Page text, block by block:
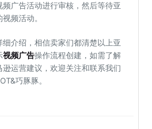
频广告活动进行审核，然后等待亚
频活动。
细介绍，相信卖家们都清楚以上亚
视频广告操作流程创建，如需了解
逊运营建议，欢迎关注和联系我们
巧豚豚。